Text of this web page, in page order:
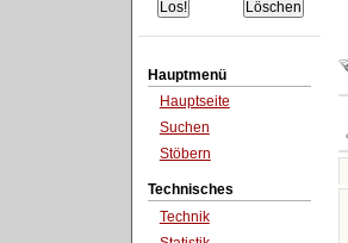
Hauptmenü
Hauptseite
Suchen
Stöbern
Technisches
Technik